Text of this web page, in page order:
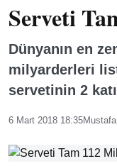
Serveti
Dünyanın en
milyarderleri
servetinin 2 katı
6 Mart 2018 18:35